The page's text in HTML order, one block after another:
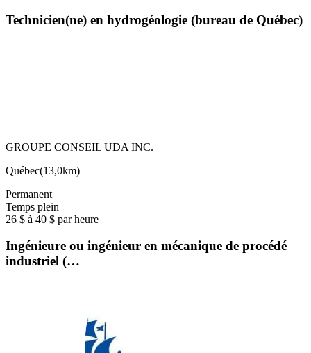
Technicien(ne) en hydrogéologie (bureau de Québec)
GROUPE CONSEIL UDA INC.
Québec(13,0km)
Permanent
Temps plein
26 $ à 40 $ par heure
Ingénieure ou ingénieur en mécanique de procédé
industriel (…